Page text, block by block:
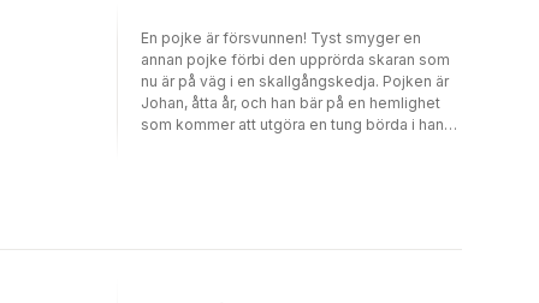
detta hemlighetsmakeri? Och vad spelade
hennes ex, den brutale Birger, för roll i
sammanhanget? De bådas eventuella
inblandning i en tragisk stugbrand förföljer
honom och till sist återstår endast ett
En pojke är försvunnen! Tyst smyger en
annan pojke förbi den upprörda skaran som
nu är på väg i en skallgångskedja. Pojken är
Johan, åtta år, och han bär på en hemlighet
som kommer att utgöra en tung börda i hans
för sitt inre. POJKEN I BÄCKEN är Lars Alms